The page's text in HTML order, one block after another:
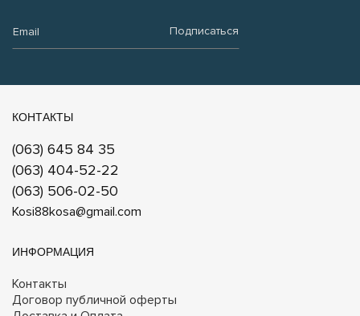
Подписаться
КОНТАКТЫ
(063) 645 84 35
(063) 404-52-22
(063) 506-02-50
Kosi88kosa@gmail.com
ИНФОРМАЦИЯ
Контакты
Договор публичной оферты